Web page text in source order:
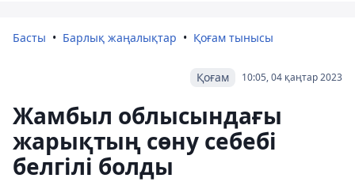
Басты Барлық жаңалықтар Қоғам тынысы
10:05, 04 қаңтар 2023
Қоғам
Жамбыл облысындағы
жарықтың сөну себебі
белгілі болды